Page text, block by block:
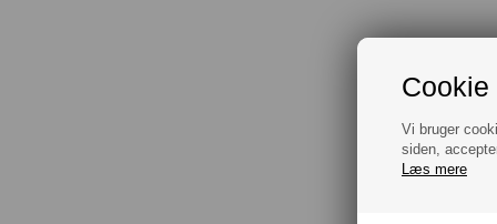
Cookie
Vi bruger
siden,
Læs mere